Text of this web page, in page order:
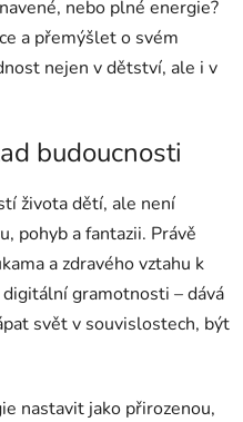
nebo plné energie?
a přemýšlet o svém
nejen v dětství, ale i v
budoucnosti
života dětí, ale není
pohyb a fantazii. Právě
a zdravého vztahu k
gramotnosti – dává
svět v souvislostech, být
nastavit jako přirozenou,